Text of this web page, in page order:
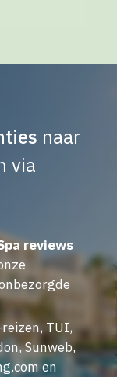
naar
via
reviews
TUI,
Sunweb,
en